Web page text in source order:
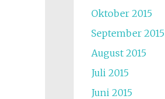
Oktober 2015
September 2015
August 2015
Juli 2015
Juni 2015